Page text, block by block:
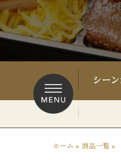
ホーム » 商品一覧 »